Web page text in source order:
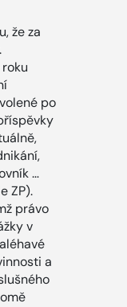
že za
po
…
ZP).
právo
v
a